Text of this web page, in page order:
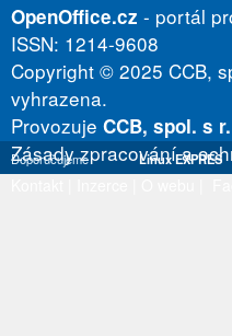
OpenOffice.cz - portál
ISSN: 1214-9608
Copyright © 2025 CCB,
vyhrazena.
Provozuje CCB, spol. s
Zásady zpracování a
Doporučujeme Linux EXPRES